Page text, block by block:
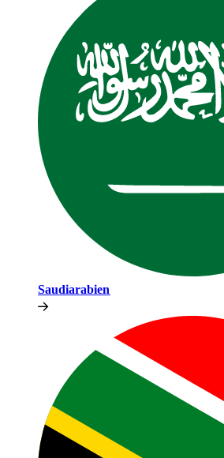
Saudiarabien​​